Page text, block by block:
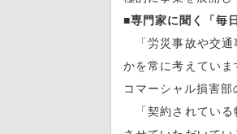
■専門家に聞く「毎
「労災事故や交通
かを常に考えていま
コマーシャル損害部
「契約されている